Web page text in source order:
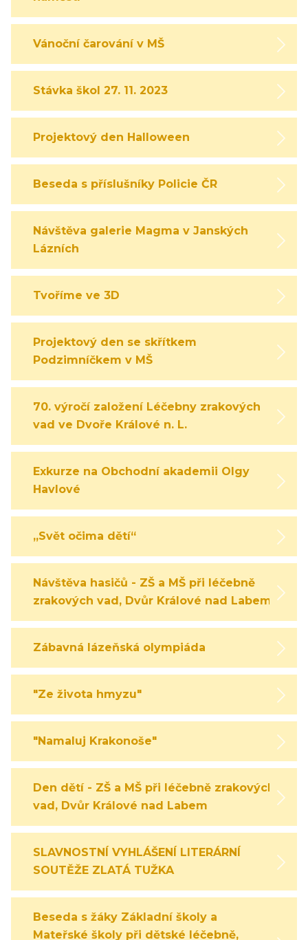
Vánoční čarování v MŠ
Stávka škol 27. 11. 2023
Projektový den Halloween
Beseda s příslušníky Policie ČR
Návštěva galerie Magma v Janských
Lázních
Tvoříme ve 3D
Projektový den se skřítkem
Podzimníčkem v MŠ
70. výročí založení Léčebny zrakových
vad ve Dvoře Králové n. L.
Exkurze na Obchodní akademii Olgy
Havlové
„Svět očima dětí“
Návštěva hasičů - ZŠ a MŠ při léčebně
zrakových vad, Dvůr Králové nad Labem
Zábavná lázeňská olympiáda
"Ze života hmyzu"
"Namaluj Krakonoše"
Den dětí - ZŠ a MŠ při léčebně zrakových
vad, Dvůr Králové nad Labem
SLAVNOSTNÍ VYHLÁŠENÍ LITERÁRNÍ
SOUTĚŽE ZLATÁ TUŽKA
Beseda s žáky Základní školy a
Mateřské školy při dětské léčebně,